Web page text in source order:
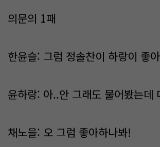
의문의 1패
한윤슬: 그럼 정솔찬이 하랑이 좋
윤하랑: 아..안 그래도 물어봤는데
채노을: 오 그럼 좋아하나봐!